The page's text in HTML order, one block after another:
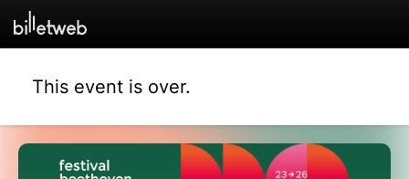
This event is over.